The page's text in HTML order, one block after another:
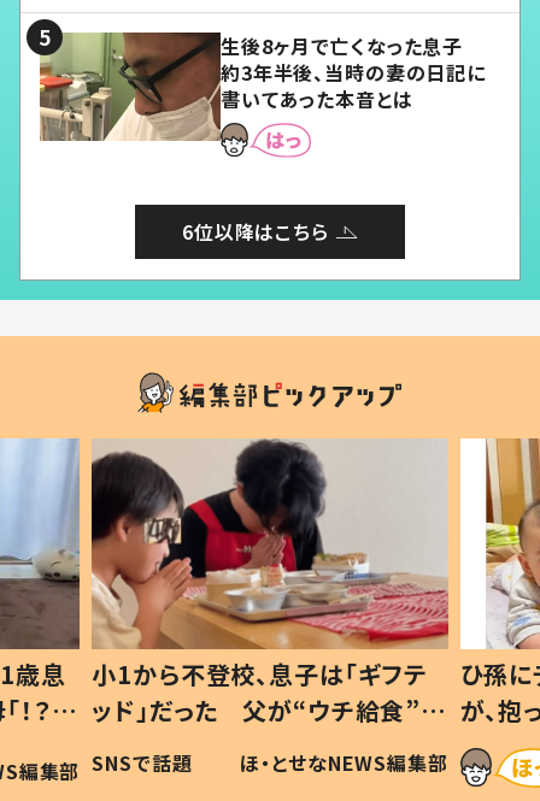
生後8ヶ月で亡くなった息子
約3年半後、当時の妻の日記に
書いてあった本音とは
6位以降はこちら
歳息
？」
編集部
小1から不登校、息子は「ギフテ
ッド」だった 父が“ウチ給食”を
作り続ける理由とは #令和の親
#令和の子
SNSで話題 ほ・とせなNEWS編集部
ひ孫
が、
「涙が
い」